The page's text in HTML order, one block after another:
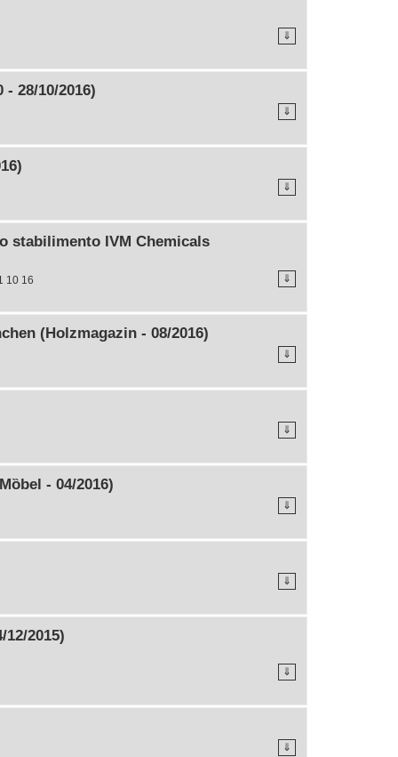
⇓
28/10/2016)
⇓
⇓
stabilimento IVM Chemicals
10 16 ⇓
(Holzmagazin - 08/2016)
⇓
⇓
- 04/2016)
⇓
⇓
2015)
⇓
⇓